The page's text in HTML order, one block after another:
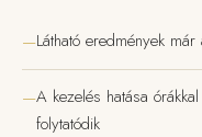
Látható eredmények
A kezelés hatása
folytatódik